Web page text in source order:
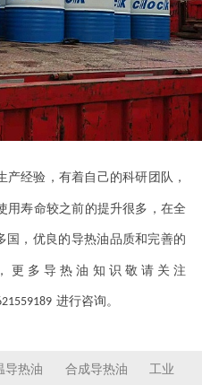
产经验，有着自己的科研团队，
用寿命较之前的提升很多，在全
国，优良的导热油品质和完善的
更多导热油知识敬请关注
进行咨询。
导热油 合成导热油 工业